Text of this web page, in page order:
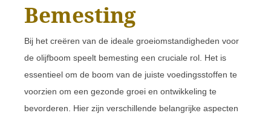
Bemesting
Bij het creëren van de ideale groeiomstandigheden voor
de olijfboom speelt bemesting een cruciale rol. Het is
essentieel om de boom van de juiste voedingsstoffen te
voorzien om een gezonde groei en ontwikkeling te
bevorderen. Hier zijn verschillende belangrijke aspecten